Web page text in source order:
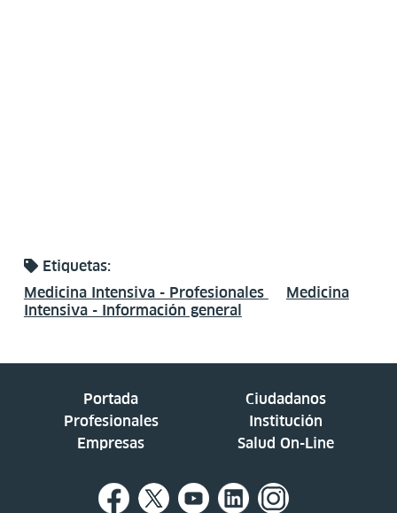
Etiquetas:
Medicina Intensiva - Profesionales
Medicina
Intensiva - Información general
Portada
Ciudadanos
Profesionales
Institución
Empresas
Salud On-Line